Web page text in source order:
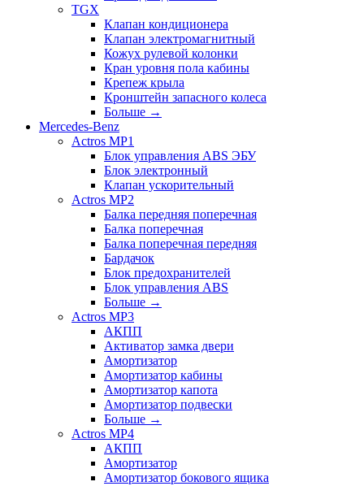
TGX
Клапан кондиционера
Клапан электромагнитный
Кожух рулевой колонки
Кран уровня пола кабины
Крепеж крыла
Кронштейн запасного колеса
Больше →
Mercedes-Benz
Actros MP1
Блок управления ABS ЭБУ
Блок электронный
Клапан ускорительный
Actros MP2
Балка передняя поперечная
Балка поперечная
Балка поперечная передняя
Бардачок
Блок предохранителей
Блок управления ABS
Больше →
Actros MP3
АКПП
Активатор замка двери
Амортизатор
Амортизатор кабины
Амортизатор капота
Амортизатор подвески
Больше →
Actros MP4
АКПП
Амортизатор
Амортизатор бокового ящика